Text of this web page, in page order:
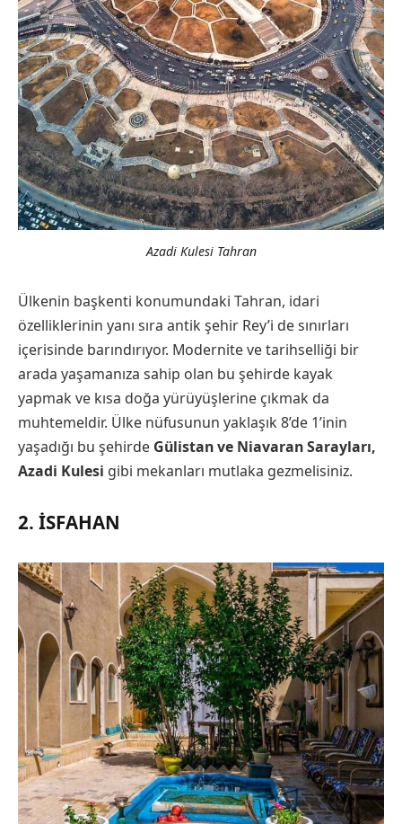
Azadi Kulesi Tahran
Ülkenin başkenti konumundaki Tahran, idari
özelliklerinin yanı sıra antik şehir Rey’i de sınırları
içerisinde barındırıyor. Modernite ve tarihselliği bir
arada yaşamanıza sahip olan bu şehirde kayak
yapmak ve kısa doğa yürüyüşlerine çıkmak da
muhtemeldir. Ülke nüfusunun yaklaşık 8’de 1’inin
yaşadığı bu şehirde Gülistan ve Niavaran Sarayları,
Azadi Kulesi gibi mekanları mutlaka gezmelisiniz.
2. İSFAHAN